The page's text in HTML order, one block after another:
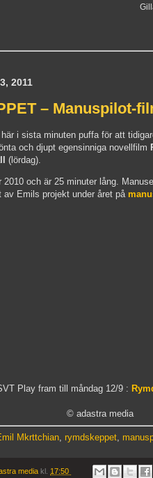
2011
– Manuspilot-
i sista minuten puffa för att
och djupt egensinniga novellfilm
(lördag).
2010 och är 25 minuter lång.
Emils projekt under året på
Play fram till måndag 12/9 :
© adastra media
Mkrttchian rymdskeppet
media kl. 17:50